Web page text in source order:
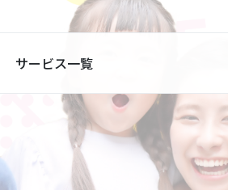
サービス一覧